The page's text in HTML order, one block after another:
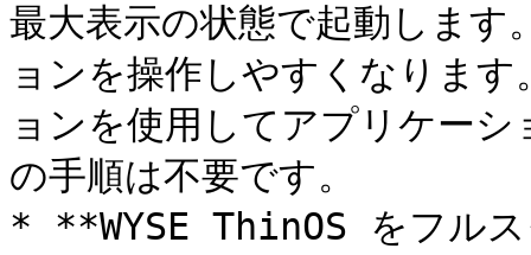
最大表示の状態で起動します
ョンを操作しやすくなりま
ョンを使用してアプリケー
の手順は不要です。
* **WYSE ThinOS をフル